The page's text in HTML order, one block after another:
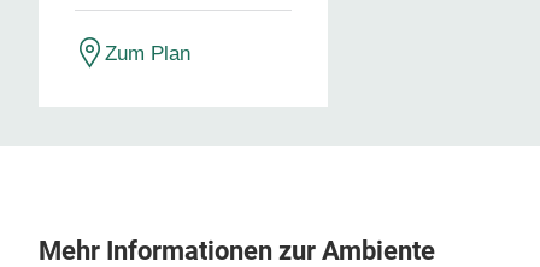
Zum Plan
Mehr Informationen zur Ambiente